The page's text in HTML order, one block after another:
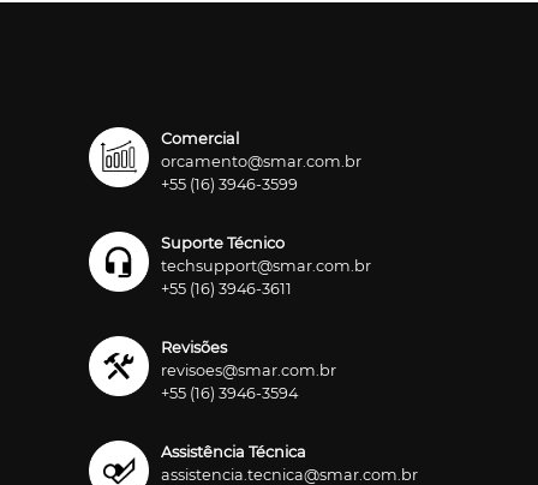
Comercial
orcamento@smar.com.br
+55 (16) 3946-3599
Suporte Técnico
techsupport@smar.com.br
+55 (16) 3946-3611
Revisões
revisoes@smar.com.br
+55 (16) 3946-3594
Assistência Técnica
assistencia.tecnica@smar.com.br